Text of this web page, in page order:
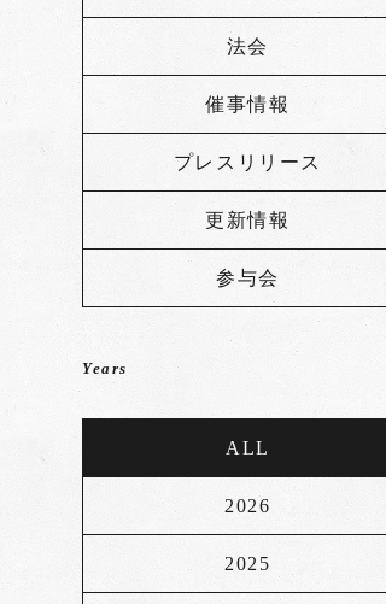
法会
催事情報
プレスリリース
更新情報
参与会
Years
ALL
2026
2025